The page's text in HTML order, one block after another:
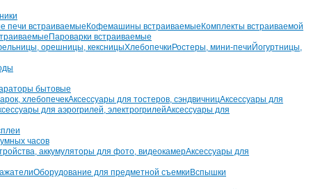
печи встраиваемые Кофемашины встраиваемые Комплекты встраиваемой
Пароварки встраиваемые
орешницы, кексницыХлебопечки Ростеры, мини-печи Йогуртницы,
бытовые
хлебопечекАксессуары для тостеров, сэндвичницАксессуары для
для аэрогрилей, электрогрилейАксессуары для
часов
аккумуляторы для фото, видеокамерАксессуары для
Оборудование для предметной съемки Вспышки